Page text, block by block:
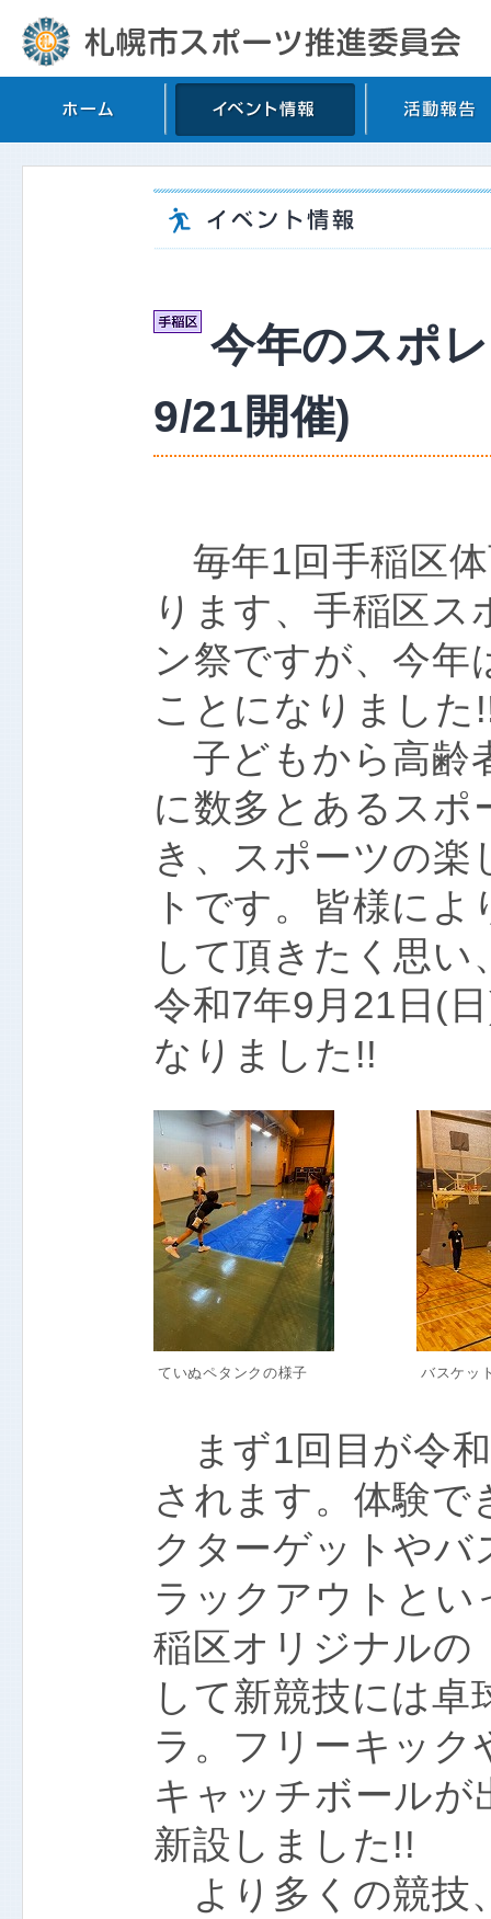
今年のスポ
9/21開催)
毎年1回手稲区
ります、手稲区
ン祭ですが、今年
ことになりました
子どもから高齢
に数多とあるスポ
き、スポーツの
トです。皆様に
して頂きたく思い
令和7年9月21日(
なりました!!
ていぬペタンクの様子 バスケッ
まず1回目が令
されます。体験で
クターゲットや
ラックアウトとい
稲区オリジナルの
して新競技には
ラ。フリーキック
キャッチボールが
新設しました!!
より多くの競技